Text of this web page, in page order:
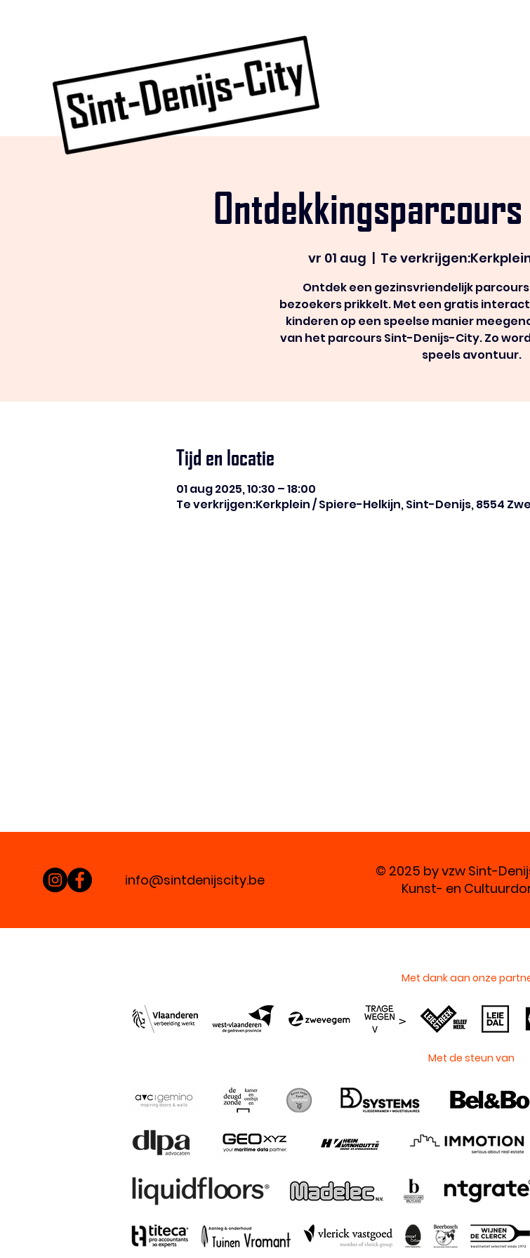
vr 01 aug
  |
Te
Ontdek een gezinsvriendelijk
bezoekers prikkelt. Met een gratis
kinderen op een speelse manier
van het parcours Sint-Denijs-City. Zo
speels avontuur.
Tijd en locatie
01 aug 2025, 10:30 – 18:00
Te verkrijgen:Kerkplein / Spiere-Helkijn, Sint-Denijs, 8554
info@sintdenijscity.be
© 2025 by vzw Sint-
Kunst- en
Met dank aan onze
Met de steun van